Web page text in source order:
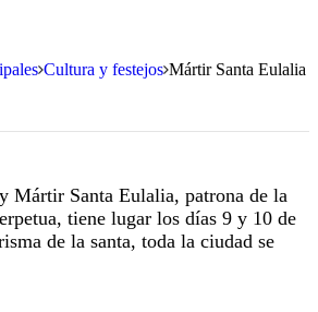
Cultura y festejos Mártir Santa Eulalia
Mártir Santa Eulalia, patrona de la
tiene lugar los días 9 y 10 de
de la santa, toda la ciudad se